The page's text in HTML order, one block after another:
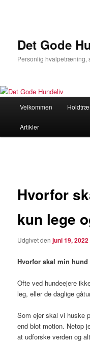
Det Gode
Personlig hvalpetræning,
Fortsæt
til
Velkommen
Artikler
Hvorfor
kun lege
Udgivet denjuni 19, 2022
Hvorfor skal min
Ofte ved hundeejere
leg, eller de daglige
Som ejer skal vi huske
end blot motion. Netop
at udforske verden og